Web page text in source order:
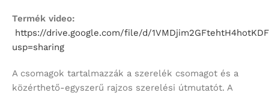
Termék video:
https://drive.google.com/file/d/
usp=sharing
A csomagok tartalmazzák a szerelék csomagot és a
közérthető-egyszerű rajzos szerelési útmutatót. A